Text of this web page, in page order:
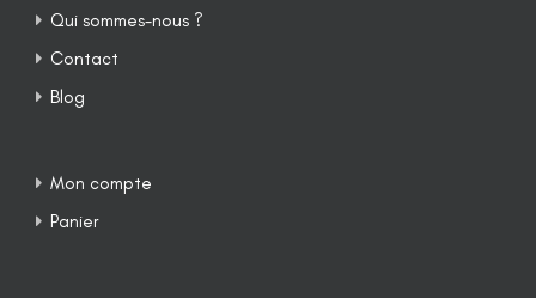
Qui sommes-nous ?
Contact
Blog
Mon compte
Panier